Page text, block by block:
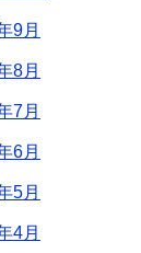
9月
8月
7月
6月
5月
4月